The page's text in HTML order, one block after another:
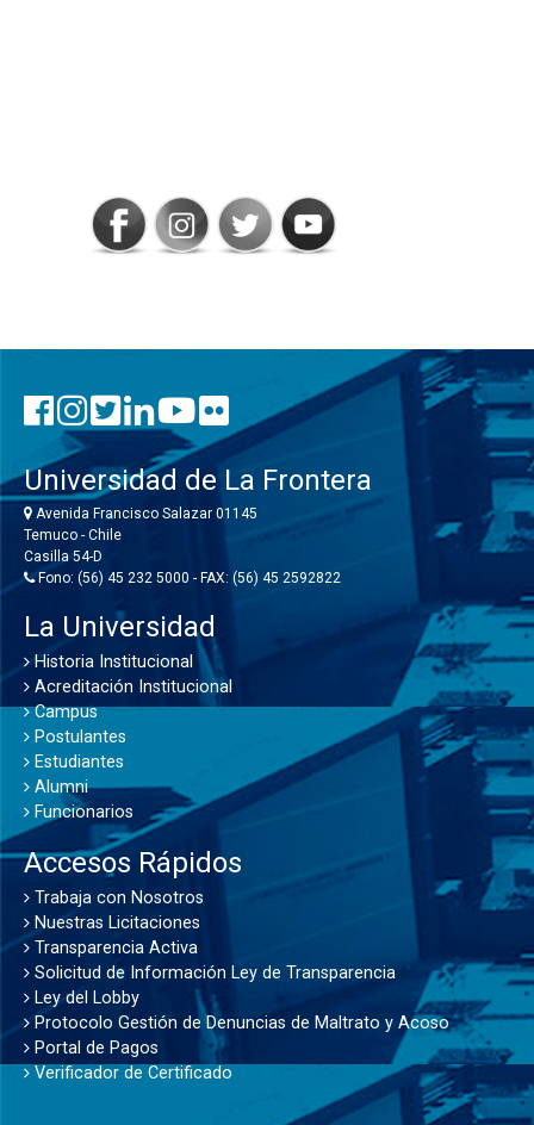
Universidad de La Frontera
Avenida Francisco Salazar 01145
Temuco - Chile
Casilla 54-D
Fono: (56) 45 232 5000 - FAX: (56) 45 2592822
La Universidad
Historia Institucional
Acreditación Institucional
Campus
Postulantes
Estudiantes
Alumni
Funcionarios
Accesos Rápidos
Trabaja con Nosotros
Nuestras Licitaciones
Transparencia Activa
Solicitud de Información Ley de Transparencia
Ley del Lobby
Protocolo Gestión de Denuncias de Maltrato y Acoso
Portal de Pagos
Verificador de Certificado